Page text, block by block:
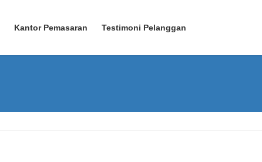
Kantor Pemasaran Testimoni Pelanggan